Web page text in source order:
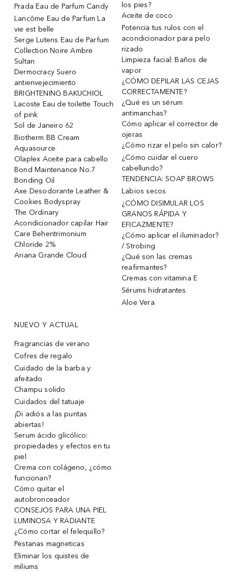
Prada Eau de Parfum Candy
Lancôme Eau de Parfum La
vie est belle
Serge Lutens Eau de Parfum
Collection Noire Ambre
Sultan
Dermocracy Suero
antienvejecimiento
BRIGHTENING BAKUCHIOL
Lacoste Eau de toilette Touch
of pink
Sol de Janeiro 62
Biotherm BB Cream
Aquasource
Olaplex Aceite para cabello
Bond Maintenance No.7
Bonding Oil
Axe Desodorante Leather &
Cookies Bodyspray
The Ordinary
Acondicionador capilar Hair
Care Behentrimonium
Chloride 2%
Ariana Grande Cloud
los pies?
Aceite de coco
Potencia tus rulos con el
acondicionador para pelo
rizado
Limpieza facial: Baños de
vapor
¿CÓMO DEPILAR LAS CEJAS
CORRECTAMENTE?
¿Qué es un sérum
antimanchas?
Cómo aplicar el corrector de
ojeras
¿Cómo rizar el pelo sin calor?
¿Cómo cuidar el cuero
cabellundo?
TENDENCIA: SOAP BROWS
Labios secos
¿CÓMO DISIMULAR LOS
GRANOS RÁPIDA Y
EFICAZMENTE?
¿Cómo aplicar el iluminador?
/ Strobing
¿Qué son las cremas
reafirmantes?
Cremas con vitamina E
Sérums hidratantes
Aloe Vera
NUEVO Y ACTUAL
Fragrancias de verano
Cofres de regalo
Cuidado de la barba y
afeitado
Champu solido
Cuidados del tatuaje
¡Di adiós a las puntas
abiertas!
Serum ácido glicólico:
propiedades y efectos en tu
piel
Crema con colágeno, ¿cómo
funcionan?
Cómo quitar el
autobronceador
CONSEJOS PARA UNA PIEL
LUMINOSA Y RADIANTE
¿Cómo cortar el felequillo?
Pestanas magneticas
Eliminar los quistes de
miliums